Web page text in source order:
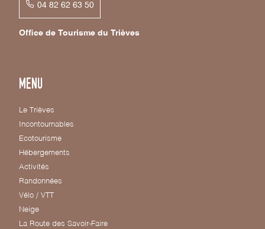
04 82 62 63 50
Office de Tourisme du Trièves
Menu
Le Trièves
Incontournables
Ecotourisme
Hébergements
Activités
Randonnées
Vélo / VTT
Neige
La Route des Savoir-Faire